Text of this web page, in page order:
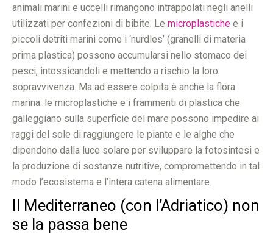
animali marini e uccelli rimangono intrappolati negli anelli
utilizzati per confezioni di bibite. Le microplastiche e i
piccoli detriti marini come i ‘nurdles’ (granelli di materia
prima plastica) possono accumularsi nello stomaco dei
pesci, intossicandoli e mettendo a rischio la loro
sopravvivenza. Ma ad essere colpita è anche la flora
marina: le microplastiche e i frammenti di plastica che
galleggiano sulla superficie del mare possono impedire ai
raggi del sole di raggiungere le piante e le alghe che
dipendono dalla luce solare per sviluppare la fotosintesi e
la produzione di sostanze nutritive, compromettendo in tal
modo l’ecosistema e l’intera catena alimentare.
Il Mediterraneo (con l’Adriatico) non
se la passa bene